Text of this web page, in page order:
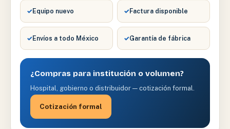
✓Equipo nuevo ✓Factura disponible
✓Envíos a todo México ✓Garantía de fábrica
¿Compras para institución o volumen?
Hospital, gobierno o distribuidor — cotización formal.
Cotización formal